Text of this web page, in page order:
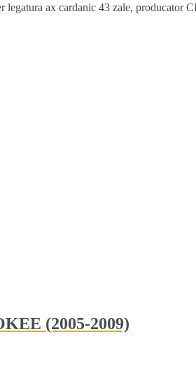
ax cardanic 43 zale, producator
(2005-2009)